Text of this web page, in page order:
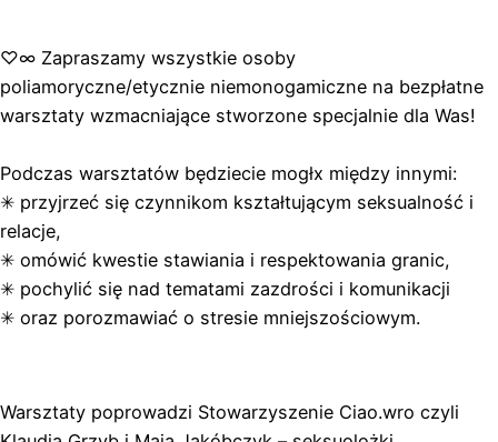
♡∞ Zapraszamy wszystkie osoby
poliamoryczne/etycznie niemonogamiczne na bezpłatne
warsztaty wzmacniające stworzone specjalnie dla Was!
Podczas warsztatów będziecie mogłx między innymi:
✳︎ przyjrzeć się czynnikom kształtującym seksualność i
relacje,
✳︎ omówić kwestie stawiania i respektowania granic,
✳︎ pochylić się nad tematami zazdrości i komunikacji
✳︎ oraz porozmawiać o stresie mniejszościowym.
Warsztaty poprowadzi Stowarzyszenie Ciao.wro czyli